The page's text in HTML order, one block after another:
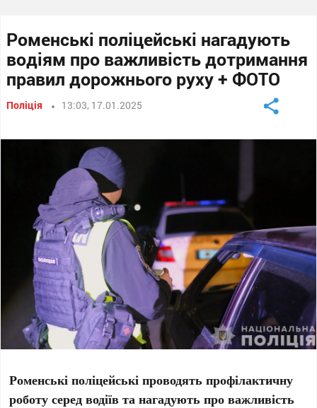
Роменські поліцейські нагадують
водіям про важливість дотримання
правил дорожнього руху + ФОТО
Поліція 13:03, 17.01.2025
Роменські поліцейські проводять профілактичну
роботу серед водіїв та нагадують про важливість